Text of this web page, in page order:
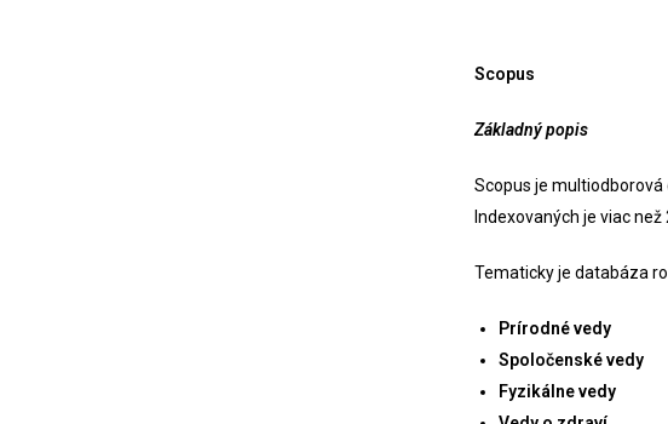
Scopus
Základný popis
Scopus je
Indexovaných je viac
Tematicky je databáza
Prírodné vedy
Spoločenské vedy
Fyzikálne vedy